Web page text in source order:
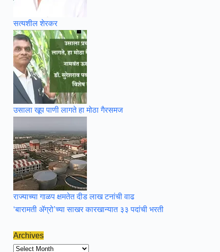
सत्यशील शेरकर
उसाला खूप पाणी लागते हा मोठा गैरसमज
राज्याच्या गाळप क्षमतेत दीड लाख टनांची वाढ
‘बारामती ॲग्रो’च्या साखर कारखान्यात ३३ पदांची भरती
Archives
Archives